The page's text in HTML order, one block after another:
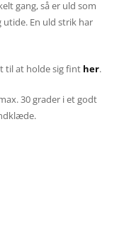
gang, så er uld som
utide. En uld strik har
til at holde sig fint her.
30 grader i et godt